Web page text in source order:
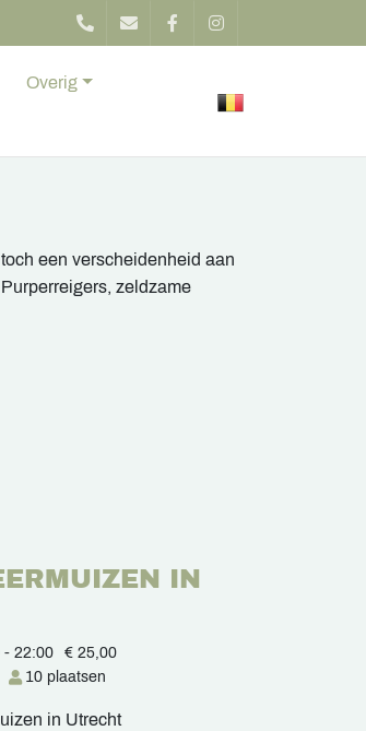
Overig
een verscheidenheid aan
zeldzame
IN
- 22:00
€ 25,00
10 plaatsen
in Utrecht